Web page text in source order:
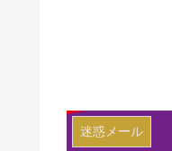
迷惑メール